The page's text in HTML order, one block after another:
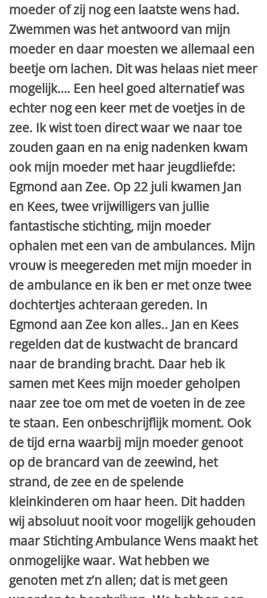
moeder of zij nog een laatste wens had.
Zwemmen was het antwoord van mijn
moeder en daar moesten we allemaal een
beetje om lachen. Dit was helaas niet meer
mogelijk…. Een heel goed alternatief was
echter nog een keer met de voetjes in de
zee. Ik wist toen direct waar we naar toe
zouden gaan en na enig nadenken kwam
ook mijn moeder met haar jeugdliefde:
Egmond aan Zee. Op 22 juli kwamen Jan
en Kees, twee vrijwilligers van jullie
fantastische stichting, mijn moeder
ophalen met een van de ambulances. Mijn
vrouw is meegereden met mijn moeder in
de ambulance en ik ben er met onze twee
dochtertjes achteraan gereden. In
Egmond aan Zee kon alles.. Jan en Kees
regelden dat de kustwacht de brancard
naar de branding bracht. Daar heb ik
samen met Kees mijn moeder geholpen
naar zee toe om met de voeten in de zee
te staan. Een onbeschrijflijk moment. Ook
de tijd erna waarbij mijn moeder genoot
op de brancard van de zeewind, het
strand, de zee en de spelende
kleinkinderen om haar heen. Dit hadden
wij absoluut nooit voor mogelijk gehouden
maar Stichting Ambulance Wens maakt het
onmogelijke waar. Wat hebben we
genoten met z’n allen; dat is met geen